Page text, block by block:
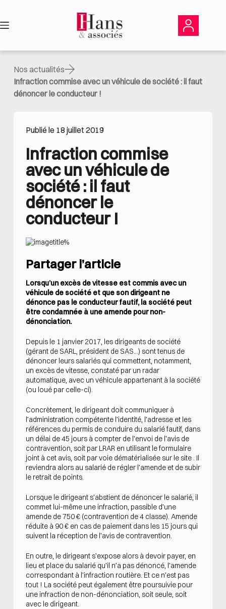
contenu
Nos actualités
Infraction commise avec un véhicule de société : il faut
dénoncer le conducteur !
Publié le 18 juillet 2019
Infraction commise
avec un véhicule de
société : il faut
dénoncer le
conducteur !
Partager l’article
Lorsqu’un excès de vitesse est commis avec un
véhicule de société et que son dirigeant ne
dénonce pas le conducteur fautif, la société peut
être condamnée à une amende pour non-
dénonciation.
Depuis le 1 janvier 2017, les dirigeants de société
(gérant de SARL, président de SAS...) sont tenus de
dénoncer leurs salariés qui commettent, notamment,
un excès de vitesse, constaté par un radar
automatique, avec un véhicule appartenant à la société
(ou loué par celle-ci).
Concrètement, le dirigeant doit communiquer à
l’administration compétente l’identité, l’adresse et les
références du permis de conduire du salarié fautif, dans
un délai de 45 jours à compter de l’envoi de l’avis de
contravention, soit par LRAR en utilisant le formulaire
joint à cet avis, soit par voie dématérialisée sur le site . Il
reviendra alors au salarié de régler l’amende et de subir
le retrait de points.
Lorsque le dirigeant s’abstient de dénoncer le salarié, il
commet lui-même une infraction, passible d’une
amende de 750 € (contravention de 4 classe). Amende
réduite à 90 € en cas de paiement dans les 15 jours qui
suivent la réception de l’avis de contravention.
En outre, le dirigeant s’expose alors à devoir payer, en
lieu et place du salarié qu’il n’a pas dénoncé, l’amende
correspondant à l’infraction routière. Et ce n’est pas
tout ! La société peut également être poursuivie pour
une infraction de non-dénonciation, soit seule, soit
avec le dirigeant.